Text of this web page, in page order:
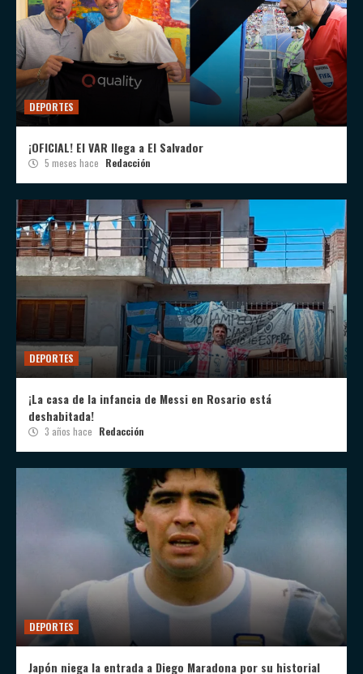
DEPORTES
¡OFICIAL! El VAR llega a El Salvador
5 meses hace Redacción
DEPORTES
¡La casa de la infancia de Messi en Rosario está
deshabitada!
3 años hace Redacción
DEPORTES
Japón niega la entrada a Diego Maradona por su historial